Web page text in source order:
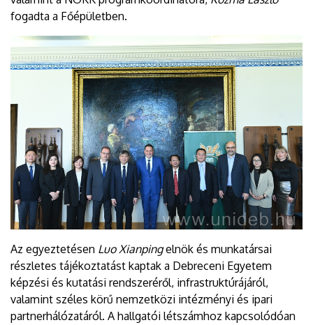
fogadta a Főépületben.
Az egyeztetésen Luo Xianpingelnök és munkatársai
részletes tájékoztatást kaptak a Debreceni Egyetem
képzési és kutatási rendszeréről, infrastruktúrájáról,
valamint széles körű nemzetközi intézményi és ipari
partnerhálózatáról. A hallgatói létszámhoz kapcsolódóan